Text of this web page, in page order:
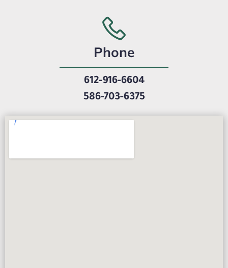
Phone
612-916-6604
586-703-6375